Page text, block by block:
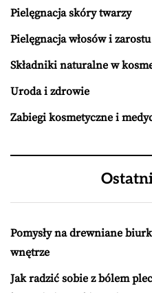
Pielęgnacja skóry twarzy
Pielęgnacja włosów i zarostu
Składniki naturalne w
Uroda i zdrowie
Zabiegi kosmetyczne i
Pomysły na drewniane
wnętrze
Jak radzić sobie z bólem